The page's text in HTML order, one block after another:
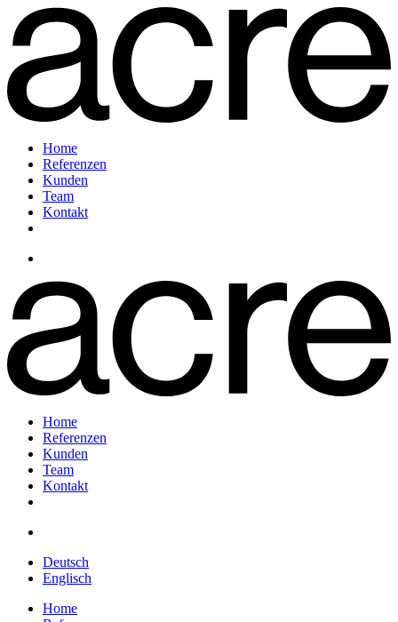
Home
Referenzen
Kunden
Team
Kontakt
Home
Referenzen
Kunden
Team
Kontakt
Deutsch
Englisch
Home